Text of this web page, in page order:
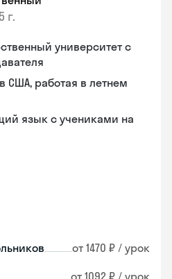
г.
университет с
США, работая в летнем
язык с учениками на
от 1470 ₽ / урок
от 1092 ₽ / урок